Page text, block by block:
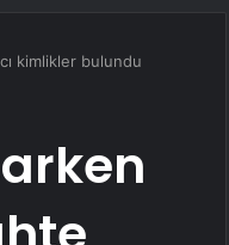
kimlikler bulundu